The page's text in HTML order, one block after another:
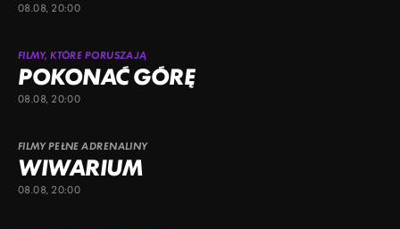
08.08, 20:00
FILMY, KTÓRE PORUSZAJĄ
POKONAĆ GÓRĘ
08.08, 20:00
FILMY PEŁNE ADRENALINY
WIWARIUM
08.08, 20:00